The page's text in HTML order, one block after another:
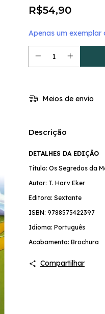
R$54,90
Apenas um exemplar
Meios de envio
Descrição
DETALHES DA EDIÇÃO
Título: Os Segredos da
Autor: T. Harv Eker
Editora: Sextante
ISBN: 9788575422397
Idioma: Português
Acabamento: Brochura
Compartilhar